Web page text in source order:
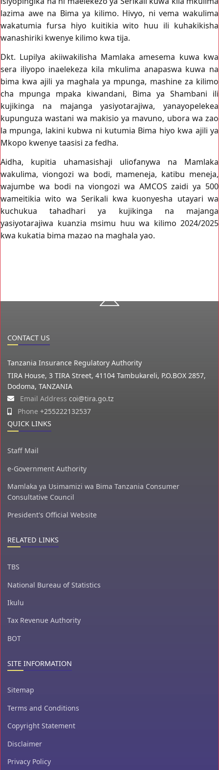
lazima awe na Bima ya kilimo. Hivyo, ni vema wakulima
wakatumia fursa hiyo kuitikia wito huu ili kuhakikisha
wanashiriki kwenye kilimo kwa tija.
Dkt. Lupilya akiiwakilisha Mamlaka amesema kuwa kwa
sera iliyopo inaelekeza kila mkulima anapaswa kuwa na
bima kwa ajili ya maghala ya mpunga, mashine za kilimo
cha mpunga mpaka kiwandani, Bima ya Shambani ili
kujikinga na majanga yasiyotarajiwa, yanayopelekea
kupunguza wastani wa makisio ya mavuno, ubora wa zao
la mpunga, lakini kubwa ni kutumia Bima hiyo kwa ajili ya
Mkopo kwenye taasisi za fedha.
Aidha, kupitia uhamasishaji uliofanywa na Mamlaka
wakulima, viongozi wa bodi, mameneja, katibu meneja,
wajumbe wa bodi na viongozi wa AMCOS zaidi ya 500
wameitikia wito wa Serikali kwa kuonyesha utayari wa
kuchukua tahadhari ya kujikinga na majanga
yasiyotarajiwa kuanzia msimu huu wa kilimo 2024/2025
kwa kukatia bima mazao na maghala yao.
CONTACT US
Tanzania Insurance Regulatory Authority
TIRA House, 3 TIRA Street, 41104 Tambukareli, P.O.BOX 2857,
Dodoma, TANZANIA
Email Address coi@tira.go.tz
Phone +255222132537
QUICK LINKS
Staff Mail
e-Government Authority
Mamlaka ya Usimamizi wa Bima Tanzania Consumer
Consultative Council
President's Official Website
RELATED LINKS
TBS
National Bureau of Statistics
Ikulu
Tax Revenue Authority
BOT
SITE INFORMATION
Sitemap
Terms and Conditions
Copyright Statement
Disclaimer
Privacy Policy